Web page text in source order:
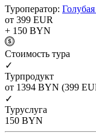
Туроператор:
от 399 EUR
+ 150 BYN
Cтоимость тура
✓
Турпродукт
от 1394 BYN (399
✓
Туруслуга
150 BYN